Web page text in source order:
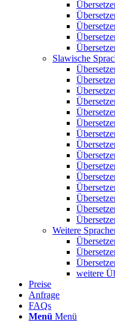
Slawische
Weitere
weitere
Preise
Anfrage
FAQs
Menü Menü